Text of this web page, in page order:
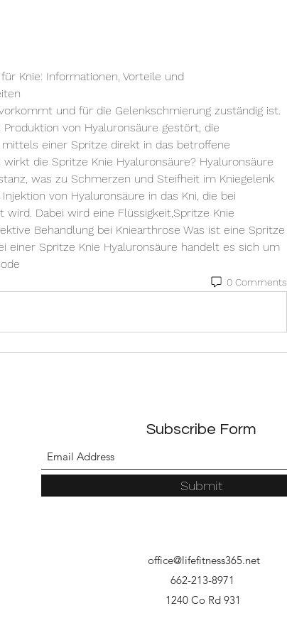
Knie: Informationen, Vorteile und
von Hyaluronsäure gestört, die
einer Spritze direkt in das betroffene
wirkt die Spritze Knie Hyaluronsäure? Hyaluronsäure
was zu Schmerzen und Steifheit im Kniegelenk
von Hyaluronsäure in das Kni, die bei
wird. Dabei wird eine Flüssigkeit,Spritze Knie
Behandlung bei Kniearthrose Was ist eine Spritze
einer Spritze Knie Hyaluronsäure handelt es sich um
0 Comments
Subscribe Form
Submit
office@lifefitness365.net
662-213-8971
1240 Co Rd 931